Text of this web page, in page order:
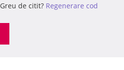
Greu de citit? Regenerare cod